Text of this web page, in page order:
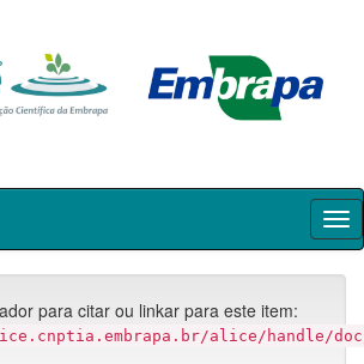
para citar ou linkar para este item:
alice/handle/